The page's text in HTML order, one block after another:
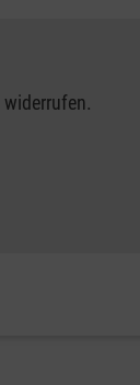
widerrufen.